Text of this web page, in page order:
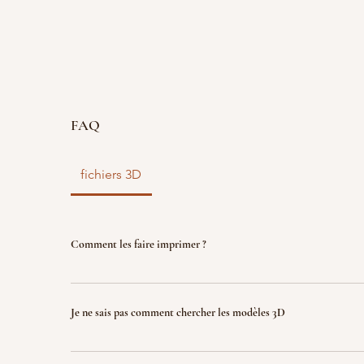
FAQ
fichiers 3D
Comment les faire imprimer ?
vous disposez d'un fichier 3D ? faites le nous
garantir la propriété intellectuelle.
Je ne sais pas comment chercher les modèles 3D
Indiquez nous ce que vous recherchez (jeux,